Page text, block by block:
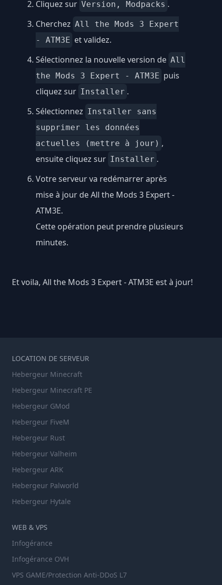
Cliquez sur Version, Modpacks .
Cherchez All the Mods 3 Expert
- ATM3E et validez.
Sélectionnez la nouvelle version de All
the Mods 3 Expert - ATM3E puis
cliquez sur Installer .
Sélectionnez Installer sans
supprimer les données
actuelles (mettre à jour) ,
ensuite cliquez sur Installer .
Votre serveur va redémarrer après
mise à jour de All the Mods 3 Expert -
ATM3E.
Cette opération peut prendre plusieurs
minutes.
Et voila, All the Mods 3 Expert - ATM3E est à jour!
LOCATION DE SERVEUR
Hebergeur Minecraft
Hebergeur Minecraft PE
Hebergeur GMod
Hebergeur FiveM
Hebergeur Rust
Hebergeur Valheim
Hebergeur ARK
Hebergeur Palworld
Hebergeur Hytale
WEB & VPS
Infogérance
Infogérance OVH
VPS GAME/Protection Anti-DDoS L7